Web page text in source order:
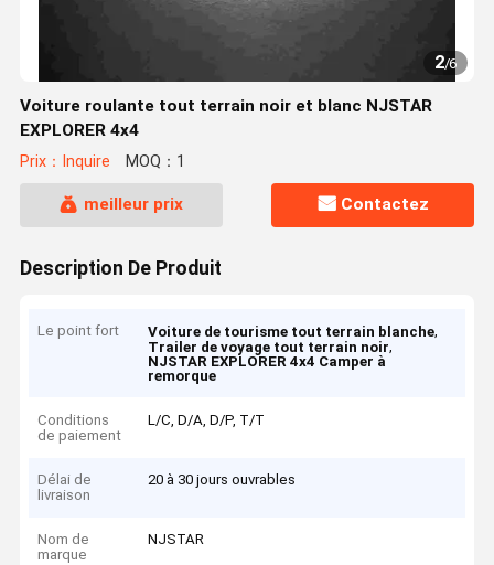
2/6
Voiture roulante tout terrain noir et blanc NJSTAR
EXPLORER 4x4
Prix：Inquire MOQ：1
meilleur prix Contactez
Description De Produit
Le point fort Voiture de tourisme tout terrain blanche,
Trailer de voyage tout terrain noir,
NJSTAR EXPLORER 4x4 Camper à
remorque
Conditions
de paiement
L/C, D/A, D/P, T/T
Délai de
livraison
20 à 30 jours ouvrables
Nom de
marque
NJSTAR